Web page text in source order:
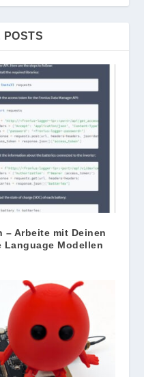
POSTS
Arbeite mit Deinen
Language Modellen